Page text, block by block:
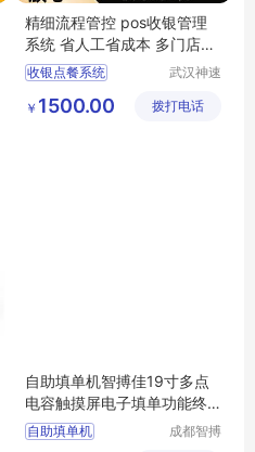
精细流程管控 pos收银管理
系统 省人工省成本 多门店可
覆盖 神速科技
收银点餐系统
前厅收银系统
武汉神速
公司
￥ 1500.00 拨打电话
自助填单机智搏佳19寸多点
电容触摸屏电子填单功能终
端一体机
自助填单机
成都智搏